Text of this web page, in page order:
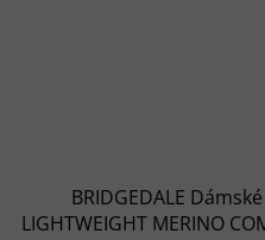
BRIDGEDALE
LIGHTWEIGHT MERINO